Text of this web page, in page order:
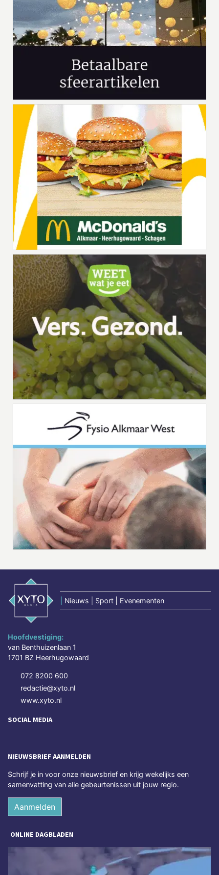
Nieuws | Sport | Evenementen
Hoofdvestiging:
van Benthuizenlaan 1
1701 BZ Heerhugowaard
072 8200 600
redactie@xyto.nl
www.xyto.nl
SOCIAL MEDIA
NIEUWSBRIEF AANMELDEN
Schrijf je in voor onze nieuwsbrief en krijg wekelijks een
samenvatting van alle gebeurtenissen uit jouw regio.
Aanmelden
ONLINE DAGBLADEN